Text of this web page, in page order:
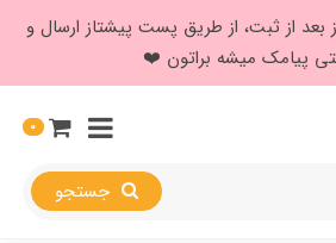
سفارشها ۱ تا ۲ روز بعد از ثبت، از طریق پست پیشتاز ارسال و
پیامک میشه براتون ❤️
0